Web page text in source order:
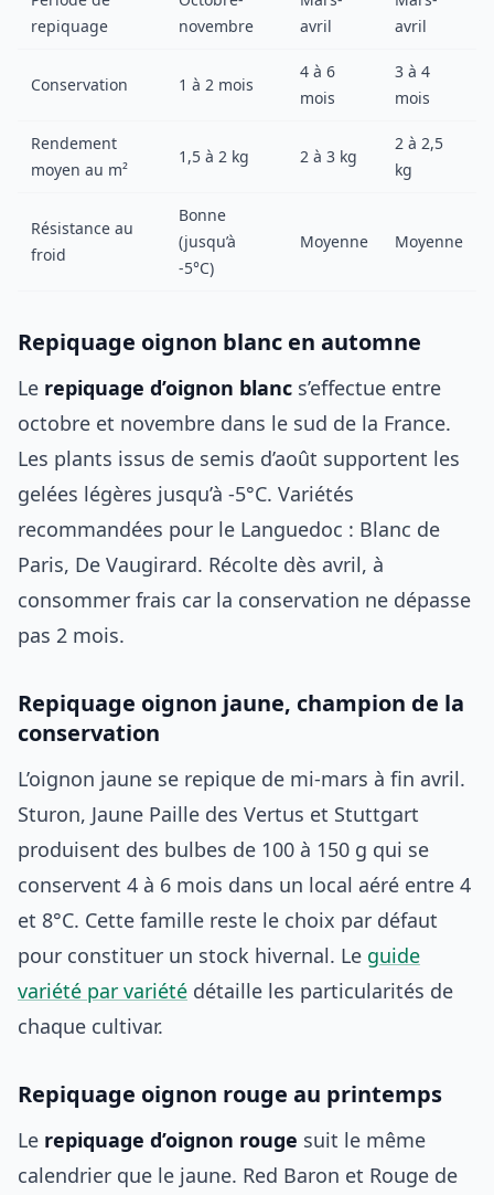
repiquage
novembre
avril
avril
Conservation 1 à 2 mois
4 à 6
mois
3 à 4
mois
Rendement
moyen au m²
1,5 à 2 kg 2 à 3 kg
2 à 2,5
kg
Résistance au
froid
Bonne
(jusqu’à
-5°C)
Moyenne Moyenne
Repiquage oignon blanc en automne
Le repiquage d’oignon blanc s’effectue entre
octobre et novembre dans le sud de la France.
Les plants issus de semis d’août supportent les
gelées légères jusqu’à -5°C. Variétés
recommandées pour le Languedoc : Blanc de
Paris, De Vaugirard. Récolte dès avril, à
consommer frais car la conservation ne dépasse
pas 2 mois.
Repiquage oignon jaune, champion de la
conservation
L’oignon jaune se repique de mi-mars à fin avril.
Sturon, Jaune Paille des Vertus et Stuttgart
produisent des bulbes de 100 à 150 g qui se
conservent 4 à 6 mois dans un local aéré entre 4
et 8°C. Cette famille reste le choix par défaut
pour constituer un stock hivernal. Le guide
variété par variété détaille les particularités de
chaque cultivar.
Repiquage oignon rouge au printemps
Le repiquage d’oignon rouge suit le même
calendrier que le jaune. Red Baron et Rouge de